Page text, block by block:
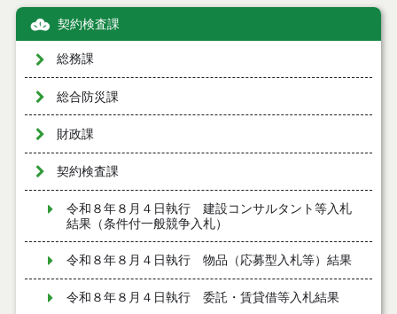
契約検査課
総務課
総合防災課
財政課
契約検査課
令和８年８月４日執行 建設コンサルタント等入札
結果（条件付一般競争入札）
令和８年８月４日執行 物品（応募型入札等）結果
令和８年８月４日執行 委託・賃貸借等入札結果